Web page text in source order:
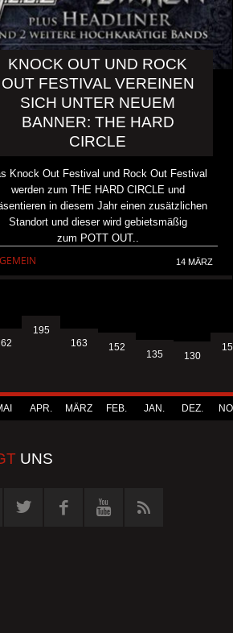
KNOCK OUT UND ROCK
OUT FESTIVAL VEREINEN
SICH UNTER NEUEM
BANNER: THE HARD
CIRCLE
Knock Out Festival und Rock Out Festival
werden zum THE HARD CIRCLE und
in diesem Jahr einen zusätzlichen
Standort und dieser wird gebietsmäßig
zum POTT OUT..
14 MÄRZ
IGNEA DROPPT DIE ZWEITE SINGLE
„DARKNESS“
ALLGEMEIN
195
APR.
163
MÄRZ
152
FEB.
135
JAN.
130
DEZ.
UNS